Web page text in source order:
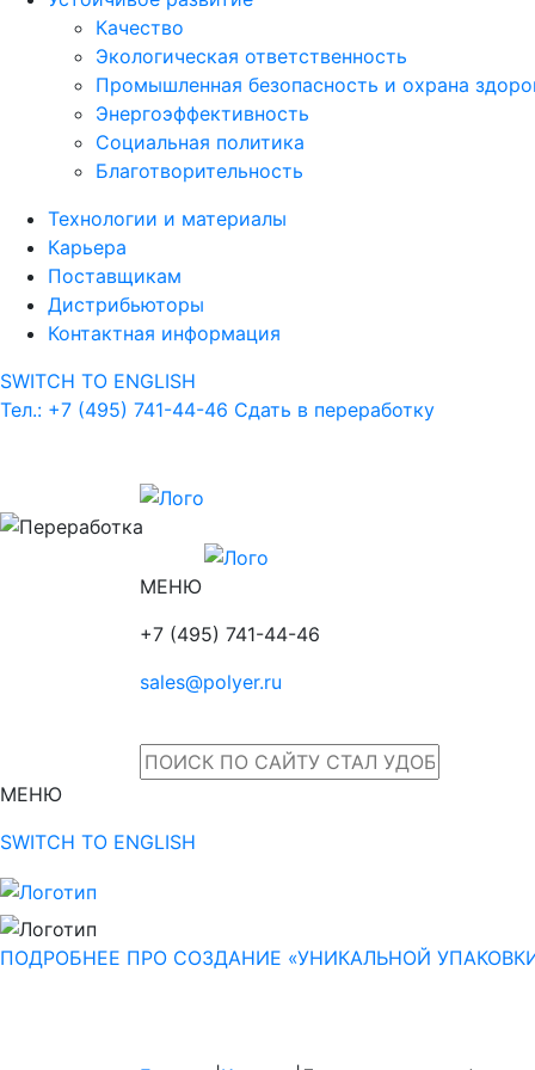
Качество
Экологическая ответственность
Промышленная безопасность и охрана
Энергоэффективность
Социальная политика
Благотворительность
Технологии и материалы
Карьера
Поставщикам
Дистрибьюторы
Контактная информация
SWITCH TO ENGLISH
Тел.: +7 (495) 741-44-46 Сдать в переработку
МЕНЮ
+7 (495) 741-44-46
sales@polyer.ru
МЕНЮ
SWITCH TO ENGLISH
ПОДРОБНЕЕ ПРО СОЗДАНИЕ «УНИКАЛЬНОЙ